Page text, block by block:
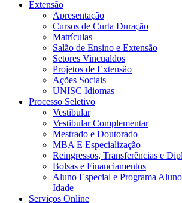
Extensão
Apresentação
Cursos de Curta Duração
Matrículas
Salão de Ensino e Extensão
Setores Vincualdos
Projetos de Extensão
Ações Sociais
UNISC Idiomas
Processo Seletivo
Vestibular
Vestibular Complementar
Mestrado e Doutorado
MBA E Especialização
Reingressos, Transferências e
Bolsas e Financiamentos
Aluno Especial e Programa
Idade
Serviços Online